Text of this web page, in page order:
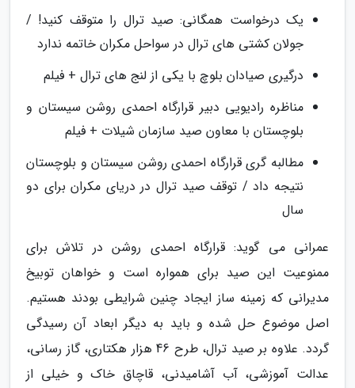
یک درخواست همگانی: صید ترال را متوقف کنید! /
جولان کشتی های ترال در سواحل مکران خاتمه ندارد
درگیری صیادان بلوچ با یکی از لنج های ترال + فیلم
مناظره رادیویی دبیر قرارگاه احمدی روشن سیستان و
بلوچستان با معاون صید سازمان شیلات + فیلم
مطالبه گری قرارگاه احمدی روشن سیستان و بلوچستان
نتیجه داد / توقف صید ترال در دریای مکران برای دو
سال
عمرانی می گوید: قرارگاه احمدی روشن در تلاش برای
ممنوعیت این صید برای همواره است و خواهان توبیخ
مدیرانی که زمینه ساز ایجاد چنین شرایطی بودند هستیم.
اصل موضوع حل شده و باید به دیگر ابعاد آن رسیدگی
گردد. علاوه بر صید ترال، طرح 46 هزار هکتاری، گاز رسانی،
عدالت آموزشی، آب آشامیدنی، قاچاق خاک و خیلی از